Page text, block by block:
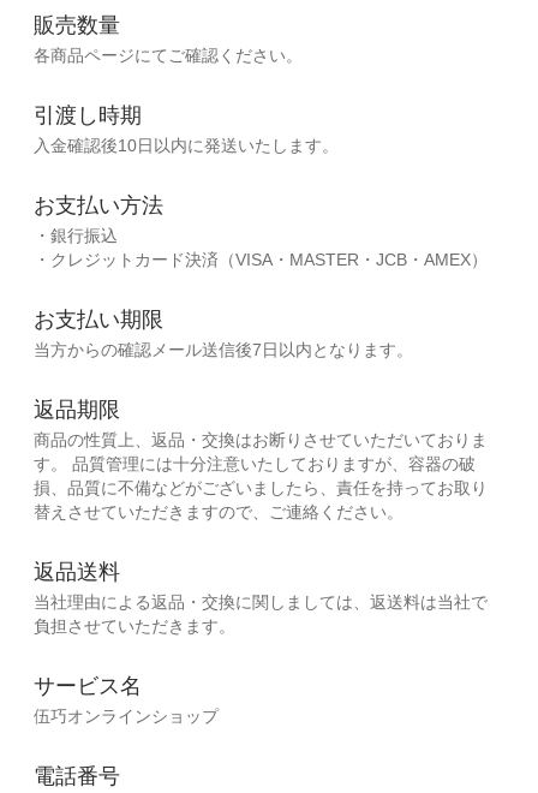
販売数量
各商品ページにてご確認ください。
引渡し時期
入金確認後10日以内に発送いたします。
お支払い方法
・銀行振込
・クレジットカード決済（VISA・MASTER・JCB・AMEX）
お支払い期限
当方からの確認メール送信後7日以内となります。
返品期限
商品の性質上、返品・交換はお断りさせていただいておりま
す。
品質管理には十分注意いたしておりますが、容器の破
損、品質に不備などがございましたら、責任を持ってお取り
替えさせていただきますので、ご連絡ください。
返品送料
当社理由による返品・交換に関しましては、返送料は当社で
負担させていただきます。
サービス名
伍巧オンラインショップ
電話番号